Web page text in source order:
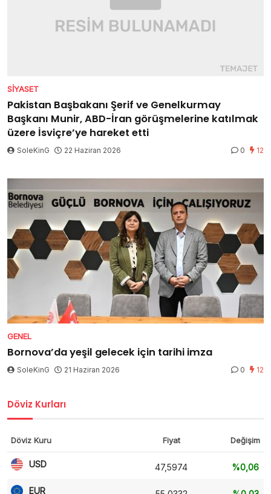
SIYASET
Pakistan Başbakanı Şerif ve Genelkurmay
Başkanı Munir, ABD-İran görüşmelerine katılmak
üzere İsviçre’ye hareket etti
SoleKinG 22 Haziran 2026 0 12
GENEL
Bornova’da yeşil gelecek için tarihi imza
SoleKinG 21 Haziran 2026 0 12
Döviz Kurları
Döviz Kuru Fiyat Değişim
USD 47,5974 %0,06
EUR